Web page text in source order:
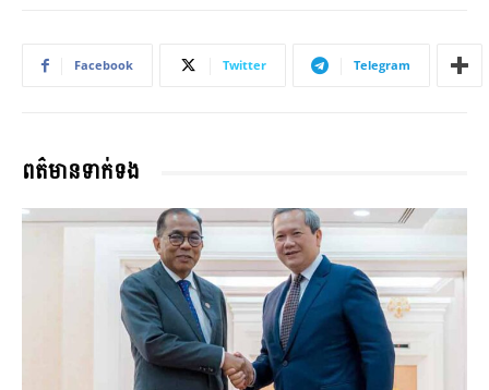
Facebook Twitter Telegram
ពត៌មានទាក់ទង